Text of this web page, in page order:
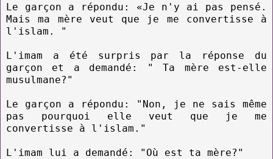
Le garçon a répondu: «Je n'y ai pas pensé.
Mais ma mère veut que je me convertisse à
l'islam. "
L'imam a été surpris par la réponse du
garçon et a demandé: " Ta mère est-elle
musulmane?"
Le garçon a répondu: "Non, je ne sais même
pas pourquoi elle veut que je me
convertisse à l'islam."
L'imam lui a demandé: "Où est ta mère?"